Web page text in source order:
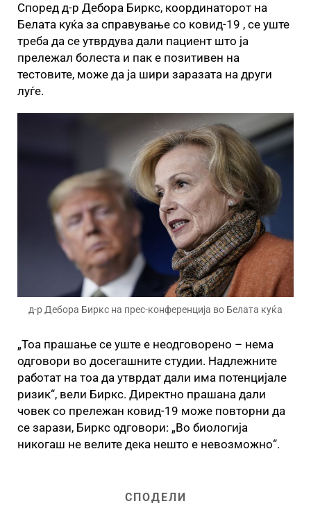
Според д-р Дебора Биркс, координаторот на
Белата куќа за справување со ковид-19 , се уште
треба да се утврдува дали пациент што ја
прележал болеста и пак е позитивен на
тестовите, може да ја шири заразата на други
луѓе.
д-р Дебора Биркс на прес-конференција во Белата куќа
„Тоа прашање се уште е неодговорено – нема
одговори во досегашните студии. Надлежните
работат на тоа да утврдат дали има потенцијале
ризик“, вели Биркс. Директно прашана дали
човек со прележан ковид-19 може повторни да
се зарази, Биркс одговори: „Во биологија
никогаш не велите дека нешто е невозможно“.
СПОДЕЛИ